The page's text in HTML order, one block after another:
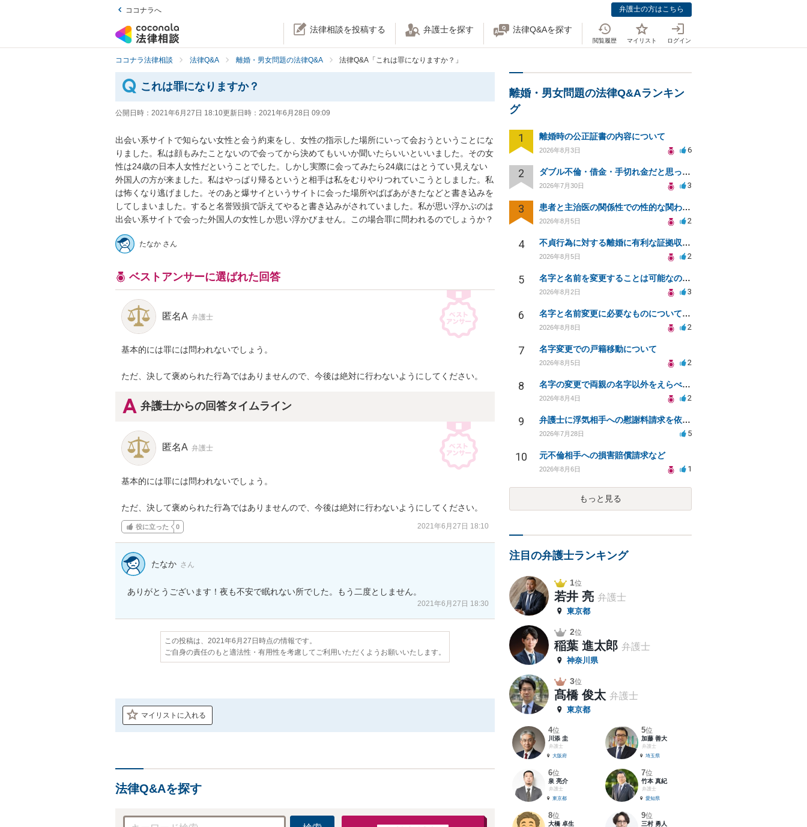
ココナラへ 弁護士の方はこちら
法律相談を投稿する 弁護士を探す 法律Q&Aを探す
閲覧履歴 マイリスト ログイン
ココナラ法律相談 法律Q&A 離婚・男女問題の法律Q&A 法律Q&A「これは罪になりますか？」
これは罪になりますか？
公開日時： 2021年6月27日 18:10更新日時： 2021年6月28日 09:09
出会い系サイトで知らない女性と会う約束をし、女性の指示した場所にいって会おうということにな
りました。私は顔もみたことないので会ってから決めてもいいか聞いたらいいといいました。その女
性は24歳の日本人女性だということでした。しかし実際に会ってみたら24歳にはとうてい見えない
外国人の方が来ました。私はやっぱり帰るというと相手は私をむりやりつれていこうとしました。私
は怖くなり逃げました。そのあと爆サイというサイトに会った場所やばばあがきたなどと書き込みを
してしまいました。すると名誉毀損で訴えてやると書き込みがされていました。私が思い浮かぶのは
出会い系サイトで会った外国人の女性しか思い浮かびません。この場合罪に問われるのでしょうか？
たなか さん
ベストアンサーに選ばれた回答
匿名A 弁護士
基本的には罪には問われないでしょう。
ただ、決して褒められた行為ではありませんので、今後は絶対に行わないようにしてください。
弁護士からの回答タイムライン
匿名A 弁護士
基本的には罪には問われないでしょう。
ただ、決して褒められた行為ではありませんので、今後は絶対に行わないようにしてください。
役に立った 0 2021年6月27日 18:10
たなか さん
ありがとうございます！夜も不安で眠れない所でした。もう二度としません。
2021年6月27日 18:30
この投稿は、2021年6月27日時点の情報です。
ご自身の責任のもと適法性・有用性を考慮してご利用いただくようお願いいたします。
マイリストに入れる
法律Q&Aを探す
離婚・男女問題の法律Q&Aランキン
グ
1 離婚時の公正証書の内容について
2026年8月3日 6
2 ダブル不倫・借金・手切れ金だと思っていたお金を1年後いまさら脅迫罪として通知書が来てまとめて請求
2026年7月30日 3
3 患者と主治医の関係性での性的な関わりからのトラブル
2026年8月5日 2
4 不貞行為に対する離婚に有利な証拠収集方法と法的手続きについて
2026年8月5日 2
5 名字と名前を変更することは可能なのか？
2026年8月2日 3
6 名字と名前変更に必要なものについて知りたい
2026年8月8日 2
7 名字変更での戸籍移動について
2026年8月5日 2
8 名字の変更で両親の名字以外をえらべるのか？
2026年8月4日 2
9 弁護士に浮気相手への慰謝料請求を依頼する費用相場は？
2026年7月28日 5
10 元不倫相手への損害賠償請求など
2026年8月6日 1
もっと見る
注目の弁護士ランキング
1位
若井 亮 弁護士
東京都
2位
稲葉 進太郎 弁護士
神奈川県
3位
髙橋 俊太 弁護士
東京都
4位
川添 圭
弁護士
大阪府
5位
加藤 善大
弁護士
埼玉県
6位
泉 亮介
弁護士
東京都
7位
竹本 真紀
弁護士
愛知県
8位
大橋 卓生
9位
三村 勇人